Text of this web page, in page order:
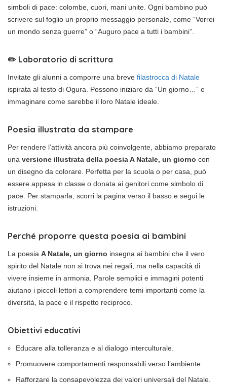
simboli di pace: colombe, cuori, mani unite. Ogni bambino può
scrivere sul foglio un proprio messaggio personale, come “Vorrei
un mondo senza guerre” o “Auguro pace a tutti i bambini”.
✏️ Laboratorio di scrittura
Invitate gli alunni a comporre una breve filastrocca di Natale
ispirata al testo di Ogura. Possono iniziare da “Un giorno…” e
immaginare come sarebbe il loro Natale ideale.
Poesia illustrata da stampare
Per rendere l’attività ancora più coinvolgente, abbiamo preparato
una versione illustrata della poesia A Natale, un giorno con
un disegno da colorare. Perfetta per la scuola o per casa, può
essere appesa in classe o donata ai genitori come simbolo di
pace. Per stamparla, scorri la pagina verso il basso e segui le
istruzioni.
Perché proporre questa poesia ai bambini
La poesia A Natale, un giorno insegna ai bambini che il vero
spirito del Natale non si trova nei regali, ma nella capacità di
vivere insieme in armonia. Parole semplici e immagini potenti
aiutano i piccoli lettori a comprendere temi importanti come la
diversità, la pace e il rispetto reciproco.
Obiettivi educativi
Educare alla tolleranza e al dialogo interculturale.
Promuovere comportamenti responsabili verso l’ambiente.
Rafforzare la consapevolezza dei valori universali del Natale.